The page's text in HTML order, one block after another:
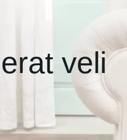
veli